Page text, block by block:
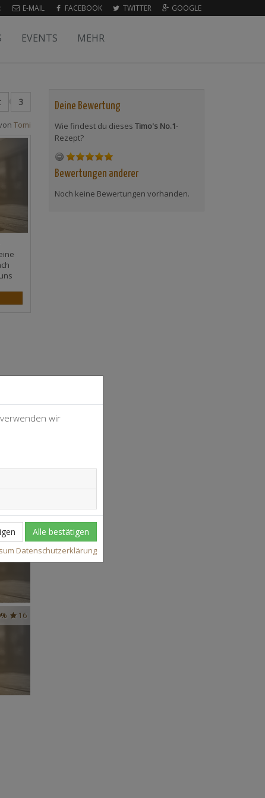
E-MAIL FACEBOOK TWITTER GOOGLE
EVENTS MEHR
3
Tomi
37
16
Deine Bewertung
Wie findest du dieses Timo's No.1-
Rezept?
Bewertungen anderer
Noch keine Bewertungen vorhanden.
wir
Alle bestätigen
Datenschutzerklärung